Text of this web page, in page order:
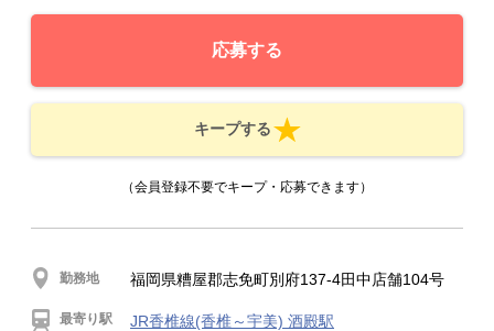
応募する
キープする
（会員登録不要でキープ・応募できます）
勤務地 福岡県糟屋郡志免町別府137-4田中店舗104号
最寄り駅 JR香椎線(香椎～宇美) 酒殿駅